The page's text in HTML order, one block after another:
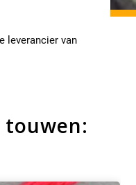
in NL vanaf € 75,-